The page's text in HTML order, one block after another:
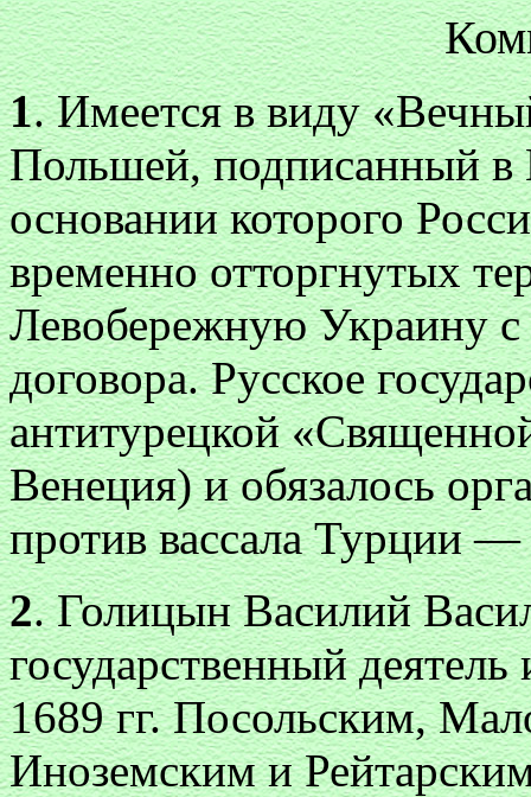
1. Имеется в виду
Польшей, подписанный в
основании которого
временно отторгнутых
Левобережную Украину
договора. Русское
антитурецкой
Венеция) и обязалось
против вассала Турции
2. Голицын Василий
государственный
1689 гг. Посольским,
Иноземским и